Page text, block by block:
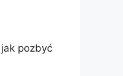
pozbyć